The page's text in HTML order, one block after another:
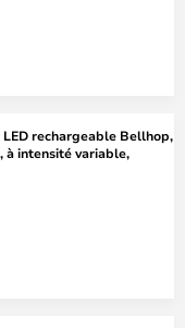
LED rechargeable Bellhop,
à intensité variable,